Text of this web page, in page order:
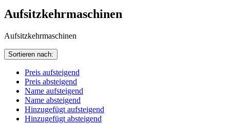
Aufsitzkehrmaschinen
Aufsitzkehrmaschinen
Sortieren nach:
Preis aufsteigend
Preis absteigend
Name aufsteigend
Name absteigend
Hinzugefügt aufsteigend
Hinzugefügt absteigend